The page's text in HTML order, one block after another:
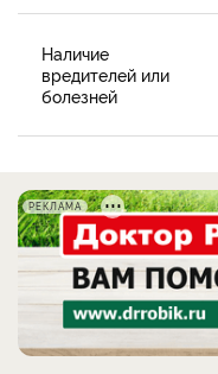
Наличие
вредителей или
болезней
РЕКЛАМА